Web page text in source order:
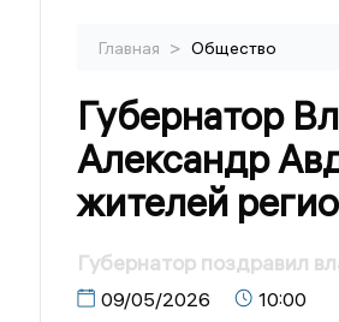
Главная > Общество
Губернатор
Александр
жителей
Губернатор поздравил
09/05/2026 10:00